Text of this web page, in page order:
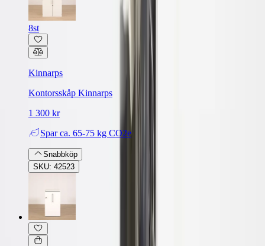
8st
Kinnarps
Kontorsskåp Kinnarps
1 300 kr
Spar ca. 65-75 kg CO2e
Snabbköp
SKU: 42523